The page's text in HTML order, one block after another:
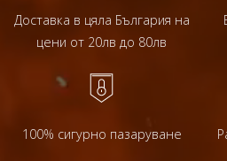
Доставка в цяла България на
цени от 20лв до 80лв
100% сигурно пазаруване